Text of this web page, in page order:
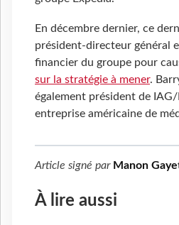
En décembre dernier, ce
président-directeur général
financier du groupe pour
sur la stratégie à mener.
également président de
entreprise américaine de
Article signé par Manon
À lire aussi